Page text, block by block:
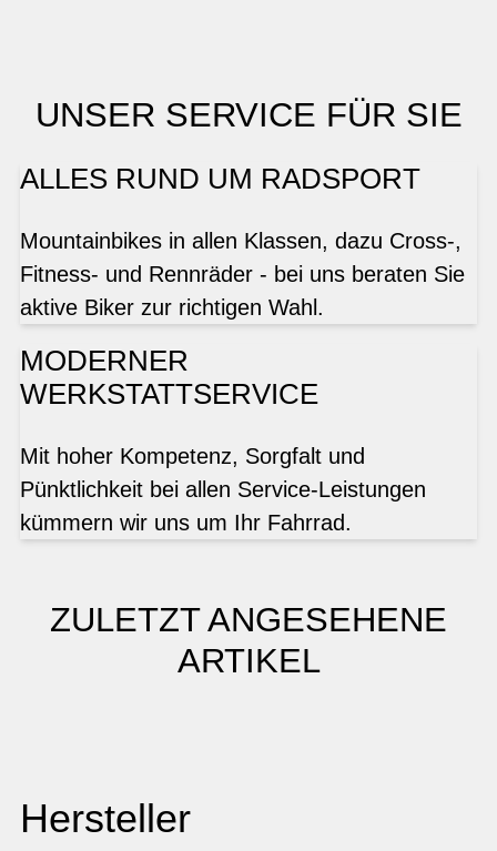
UNSER SERVICE FÜR SIE
ALLES RUND UM RADSPORT
Mountainbikes in allen Klassen, dazu Cross-,
Fitness- und Rennräder - bei uns beraten Sie
aktive Biker zur richtigen Wahl.
MODERNER
WERKSTATTSERVICE
Mit hoher Kompetenz, Sorgfalt und
Pünktlichkeit bei allen Service-Leistungen
kümmern wir uns um Ihr Fahrrad.
ZULETZT ANGESEHENE
ARTIKEL
Hersteller